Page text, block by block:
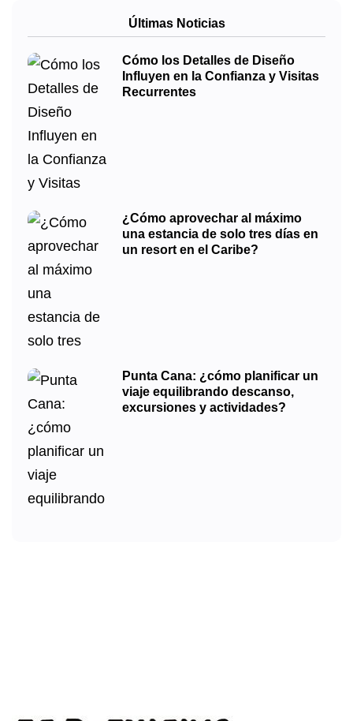
Últimas Noticias
Cómo los Detalles de Diseño
Influyen en la Confianza y Visitas
Recurrentes
¿Cómo aprovechar al máximo
una estancia de solo tres días en
un resort en el Caribe?
Punta Cana: ¿cómo planificar un
viaje equilibrando descanso,
excursiones y actividades?